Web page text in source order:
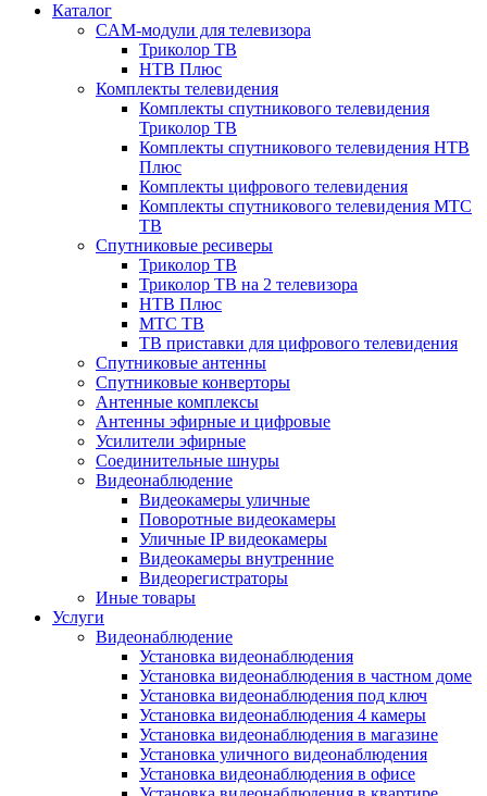
Каталог
CAM-модули для телевизора
Триколор ТВ
НТВ Плюс
Комплекты телевидения
Комплекты спутникового телевидения
Триколор ТВ
Комплекты спутникового телевидения НТВ
Плюс
Комплекты цифрового телевидения
Комплекты спутникового телевидения МТС
ТВ
Спутниковые ресиверы
Триколор ТВ
Триколор ТВ на 2 телевизора
НТВ Плюс
МТС ТВ
ТВ приставки для цифрового телевидения
Спутниковые антенны
Спутниковые конверторы
Антенные комплексы
Антенны эфирные и цифровые
Усилители эфирные
Соединительные шнуры
Видеонаблюдение
Видеокамеры уличные
Поворотные видеокамеры
Уличные IP видеокамеры
Видеокамеры внутренние
Видеорегистраторы
Иные товары
Услуги
Видеонаблюдение
Установка видеонаблюдения
Установка видеонаблюдения в частном доме
Установка видеонаблюдения под ключ
Установка видеонаблюдения 4 камеры
Установка видеонаблюдения в магазине
Установка уличного видеонаблюдения
Установка видеонаблюдения в офисе